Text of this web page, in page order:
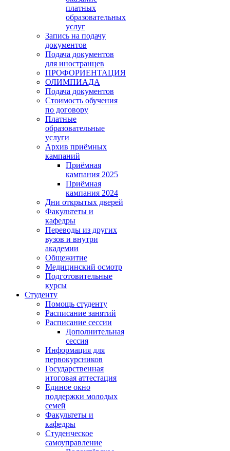
платных
образовательных
услуг
Запись на подачу
документов
Подача документов
для иностранцев
ПРОФОРИЕНТАЦИЯ
ОЛИМПИАДА
Подача документов
Стоимость обучения
по договору
Платные
образовательные
услуги
Архив приёмных
кампаний
Приёмная
кампания 2025
Приёмная
кампания 2024
Дни открытых дверей
Факультеты и
кафедры
Переводы из других
вузов и внутри
академии
Общежитие
Медицинский осмотр
Подготовительные
курсы
Студенту
Помощь студенту
Расписание занятий
Расписание сессии
Дополнительная
сессия
Информация для
первокурсников
Государственная
итоговая аттестация
Единое окно
поддержки молодых
семей
Факультеты и
кафедры
Студенческое
самоуправление